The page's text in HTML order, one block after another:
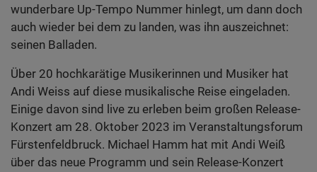
wunderbare Up-Tempo Nummer hinlegt, um dann doch
auch wieder bei dem zu landen, was ihn auszeichnet:
seinen Balladen.
Über 20 hochkarätige Musikerinnen und Musiker hat
Andi Weiss auf diese musikalische Reise eingeladen.
Einige davon sind live zu erleben beim großen Release-
Konzert am 28. Oktober 2023 im Veranstaltungsforum
Fürstenfeldbruck. Michael Hamm hat mit Andi Weiß
über das neue Programm und sein Release-Konzert